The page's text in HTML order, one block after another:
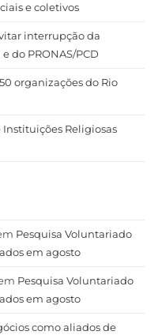
e coletivos
interrupção da
do PRONAS/PCD
organizações do Rio
Instituições Religiosas
Pesquisa Voluntariado
em agosto
Pesquisa Voluntariado
em agosto
como aliados de